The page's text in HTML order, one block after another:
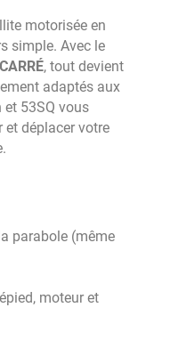
motorisée en
simple. Avec le
, tout devient
adaptés aux
53SQ vous
et déplacer votre
parabole (même
moteur et